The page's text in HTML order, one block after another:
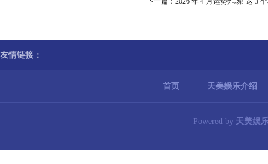
友情链接：
首页 天美娱乐介绍
Powered by 天美娱